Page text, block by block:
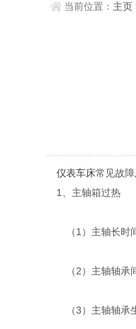
当前位置： 主页
仪表车床常见故
1、主轴箱过热
（1）主轴长时间
（2）主轴轴承间
（3）主轴轴承生